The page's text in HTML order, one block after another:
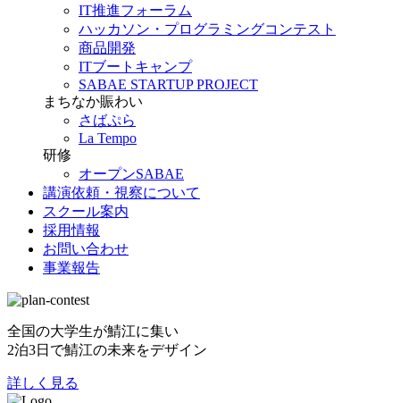
IT推進フォーラム
ハッカソン・プログラミングコンテスト
商品開発
ITブートキャンプ
SABAE STARTUP PROJECT
まちなか賑わい
さばぷら
La Tempo
研修
オープンSABAE
講演依頼・視察について
スクール案内
採用情報
お問い合わせ
事業報告
全国の大学生が鯖江に集い
2泊3日で鯖江の未来をデザイン
詳しく見る